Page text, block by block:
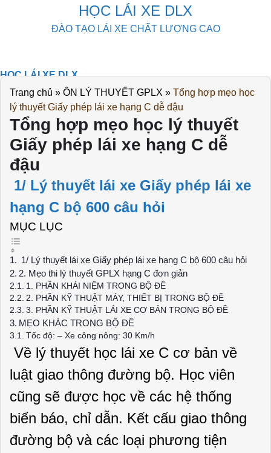
HỌC LÁI XE DLX
ĐÀO TẠO LÁI XE CHẤT LƯỢNG CAO
HỌC LÁI XE DLX
KHOÁ HỌC
THI THỬ
DOWLOAD
TIN TỨC
LIÊN HỆ
Trang chủ » ÔN LÝ THUYẾT GPLX » Tổng hợp mẹo học
lý thuyết Giấy phép lái xe hạng C dễ đậu
Tổng hợp mẹo học lý thuyết
Giấy phép lái xe hạng C dễ
đậu
1/ Lý thuyết lái xe Giấy phép lái xe
hạng C bộ 600 câu hỏi
MỤC LỤC
1/ Lý thuyết lái xe Giấy phép lái xe hạng C bộ 600 câu hỏi
2. Mẹo thi lý thuyết GPLX hạng C đơn giản
1. PHẦN KHÁI NIỆM TRONG BỘ ĐỀ
2. PHẦN KỸ THUẬT MÁY, THIẾT BỊ TRONG BỘ ĐỀ
3. PHẦN KỸ THUẬT LÁI XE CƠ BẢN TRONG BỘ ĐỀ
MẸO KHÁC TRONG BỘ ĐỀ
Tốc độ: – Xe công nông: 30 Km/h
Về lý thuyết học lái xe C cơ bản về
luật giao thông đường bộ. Học viên
cũng sẽ được học về các hệ thống
biển báo, chỉ dẫn. Kết cấu giao thông
đường bộ và các loại phương tiện